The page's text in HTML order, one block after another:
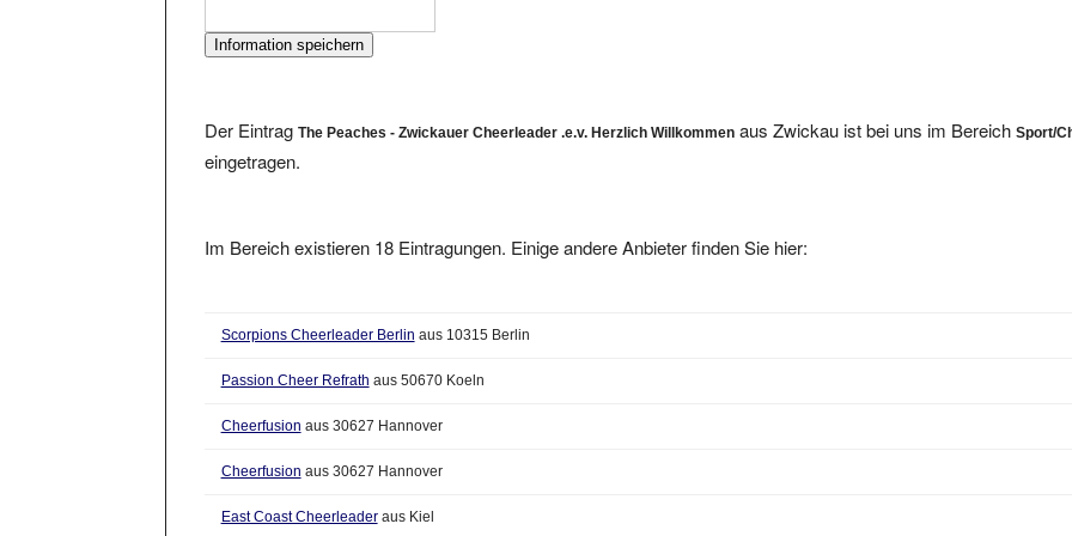
Der EintragThe Peaches - Zwickauer Cheerleader .e.v. Herzlich Willkommen aus Zwickau ist bei uns im BereichSport/
eingetragen.
Im Bereich existieren 18 Eintragungen. Einige andere Anbieter finden Sie hier:
Scorpions Cheerleader Berlin aus 10315 Berlin
Passion Cheer Refrath aus 50670 Koeln
Cheerfusion aus 30627 Hannover
Cheerfusion aus 30627 Hannover
East Coast Cheerleaderaus Kiel